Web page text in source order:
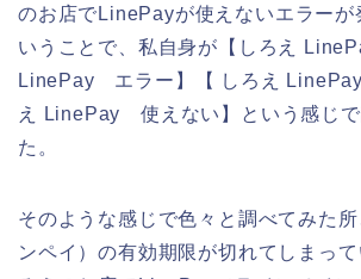
のお店でLinePayが使えないエラーが
いうことで、私自身が【しろえ
LinePay エラー】【 しろえ
え LinePay 使えない】という感じで
た。
そのような感じで色々と調べてみた
ンペイ）の有効期限が切れてしまっ